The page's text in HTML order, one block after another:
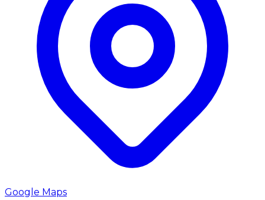
Google Maps